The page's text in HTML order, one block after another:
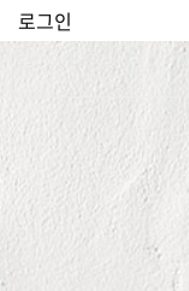
로그인